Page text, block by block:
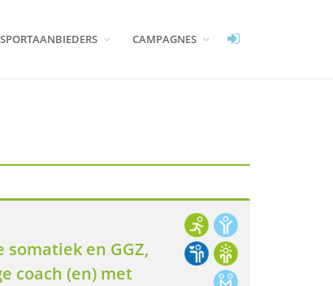
CAMPAGNES
en GGZ,
coach (en) met